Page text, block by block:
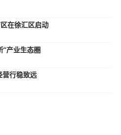
在徐汇区启动
”产业生态圈
营行稳致远